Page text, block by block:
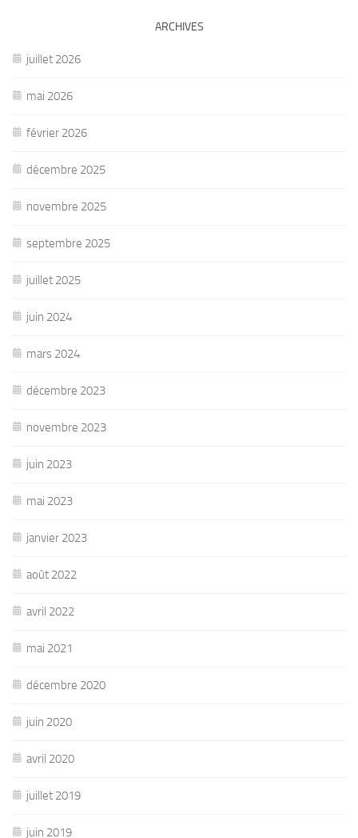
ARCHIVES
juillet 2026
mai 2026
février 2026
décembre 2025
novembre 2025
septembre 2025
juillet 2025
juin 2024
mars 2024
décembre 2023
novembre 2023
juin 2023
mai 2023
janvier 2023
août 2022
avril 2022
mai 2021
décembre 2020
juin 2020
avril 2020
juillet 2019
juin 2019